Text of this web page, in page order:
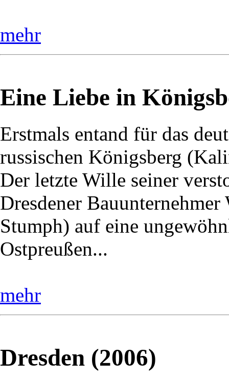
mehr
Eine Liebe in
Erstmals entand für das
russischen Königsberg
Der letzte Wille seiner
Dresdener
Stumph) auf eine
Ostpreußen...
mehr
Dresden (2006)